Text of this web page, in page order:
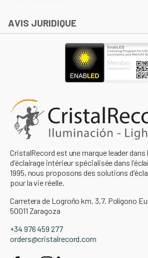
AVIS JURIDIQUE
CristalRecord est une marque leader
d'éclairage intérieur spécialisée dans
1995, nous proposons des solutions
pour la vie réelle.
Carretera de Logroño km. 3,7. Polígono
50011 Zaragoza
+34 976 459 277
orders@cristalrecord.com